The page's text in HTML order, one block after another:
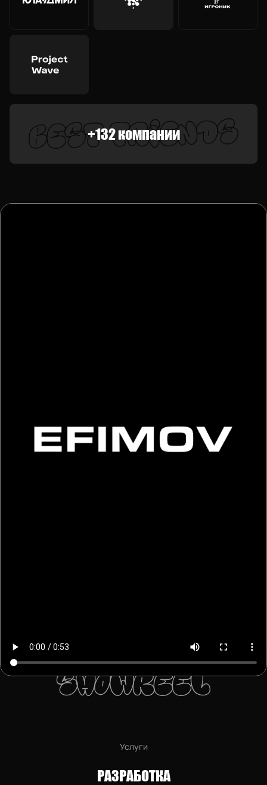
BEST FRIENDS
+132 компании
Showreel
Услуги
РАЗРАБОТКА